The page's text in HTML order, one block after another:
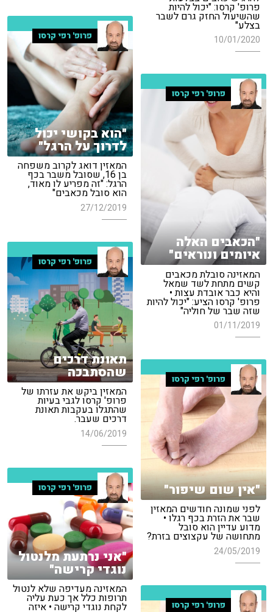
פרופ' קרסו: "יכול להיות
שהשיעול החזק גרם לשבר
בצלע"
10/01/2020 פרופ' רפי קרסו
"הוא בקושי יכול
לדרוך על הרגל"
המאזין דואג לקרוב משפחה
בן 16, שסובל משבר בכף
הרגל: "זה מפריע לו מאוד,
הוא סובל מכאבים"
27/12/2019
פרופ' רפי קרסו
"הכאבים האלה
איומים ונוראים"
המאזינה סובלת מכאבים
קשים מתחת לשד שמאל
והיא כבר אובדת עצות •
פרופ' קרסו הציע: "יכול להיות
שזה שבר של חוליה"
01/11/2019
פרופ' רפי קרסו
תאונת דרכים
שהסתבכה
המאזין ביקש את עזרתו של
פרופ' קרסו לגבי בעיות
שהתגלו בעקבות תאונת
דרכים שעבר.
14/06/2019
פרופ' רפי קרסו
"אין שום שיפור"
לפני שמונה חודשים המאזין
שבר את הזרת בכף רגלו •
מדוע עדיין הוא סובל
מתחושה של עקצוצים בזרת?
24/05/2019
פרופ' רפי קרסו
"אני נרתעת מלנטול
נוגדי קרישה"
המאזינה מעדיפה שלא לנטול
תרופות כלל אך כעת עליה
לקחת נוגדי קרישה • איזה פרופ' רפי קרסו